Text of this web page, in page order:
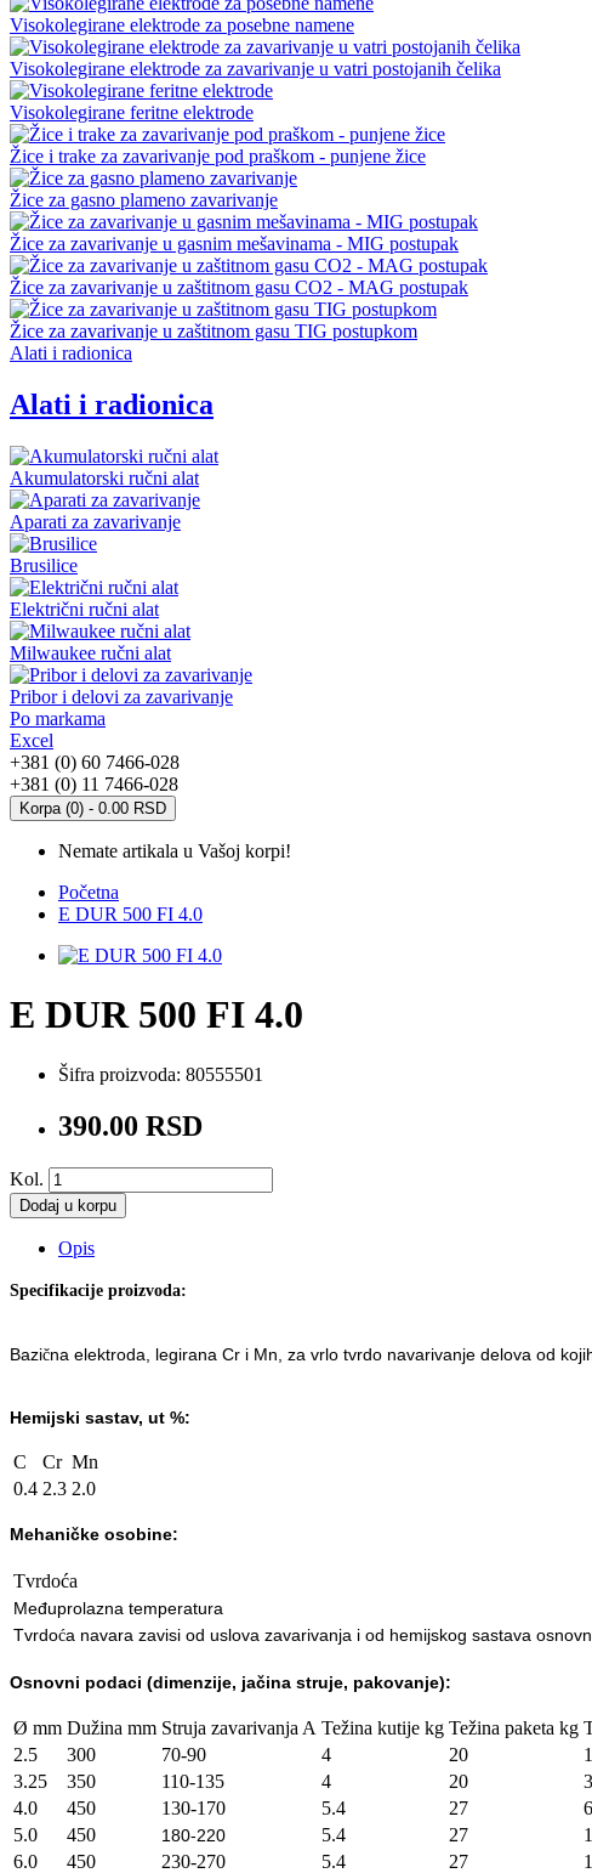
Visokolegirane elektrode za posebne namene
Visokolegirane elektrode za zavarivanje u vatri postojanih čelika
Visokolegirane feritne elektrode
Žice i trake za zavarivanje pod praškom - punjene žice
Žice za gasno plameno zavarivanje
Žice za zavarivanje u gasnim mešavinama - MIG postupak
Žice za zavarivanje u zaštitnom gasu CO2 - MAG postupak
Žice za zavarivanje u zaštitnom gasu TIG postupkom
Alati i radionica
Alati i radionica
Akumulatorski ručni alat
Aparati za zavarivanje
Brusilice
Električni ručni alat
Milwaukee ručni alat
Pribor i delovi za zavarivanje
Po markama
Excel
+381 (0) 60 7466-028
+381 (0) 11 7466-028
Korpa (0) - 0.00 RSD
Nemate artikala u Vašoj korpi!
Početna
E DUR 500 FI 4.0
E DUR 500 FI 4.0
Šifra proizvoda: 80555501
390.00 RSD
Kol.
Dodaj u korpu
Opis
Specifikacije proizvoda:
Bazična elektroda, legirana Cr i Mn, za vrlo tvrdo navarivanje delova od
Hemijski sastav, ut %:
C Cr Mn
0.4 2.3 2.0
Mehaničke osobine:
Tvrdoća
Međuprolazna temperatura
Tvrdoća navara zavisi od uslova zavarivanja i od hemijskog sastava
Osnovni podaci (dimenzije, jačina struje, pakovanje):
Ø mm Dužina mm Struja zavarivanja A Težina kutije kg Težina paketa kg
2.5
300 70-90 4 20
3.25
350 110-135 4 20
4.0
450 130-170 5.4 27
5.0
450 180-220 5.4 27
6.0
450 230-270 5.4 27